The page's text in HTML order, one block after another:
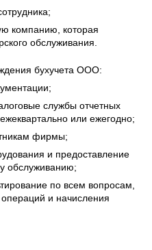
компанию, которая
обслуживания.
бухучета ООО:
службы отчетных
или ежегодно;
фирмы;
и предоставление
обслуживанию;
по всем вопросам,
и начисления